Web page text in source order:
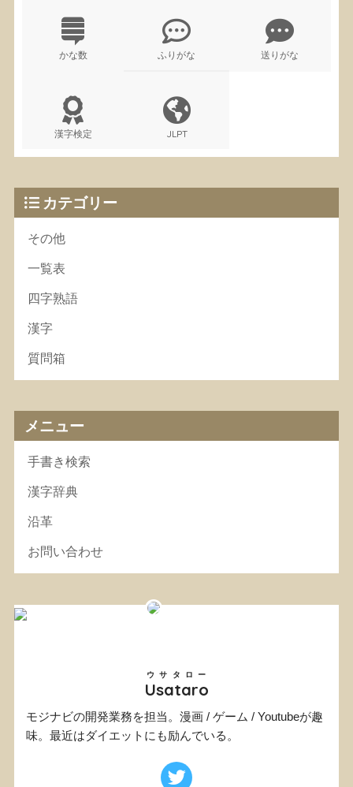
かな数 ふりがな 送りがな
漢字検定 JLPT
カテゴリー
その他
一覧表
四字熟語
漢字
質問箱
メニュー
手書き検索
漢字辞典
沿革
お問い合わせ
Usataro
ウサタロー
モジナビの開発業務を担当。漫画 / ゲーム / Youtubeが趣
味。最近はダイエットにも励んでいる。